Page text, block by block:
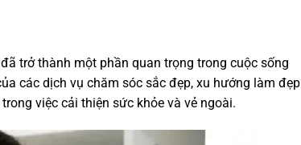
trở thành một phần quan trọng trong cuộc sống
các dịch vụ chăm sóc sắc đẹp, xu hướng làm đẹp
việc cải thiện sức khỏe và vẻ ngoài.